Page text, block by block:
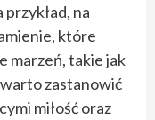
na
które
marzeń, takie jak
zastanowić
miłość oraz